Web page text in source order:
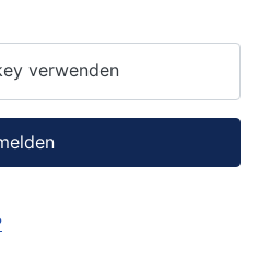
verwenden